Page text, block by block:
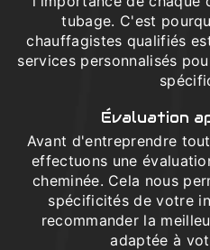
tubage. C'est
chauffagistes qualifiés
services personnalisés
Évaluation
Avant d'entreprendre
effectuons une
cheminée. Cela nous
spécificités de votre
recommander la
adaptée à